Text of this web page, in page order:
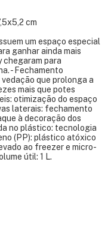
cm
um espaço especial
ganhar ainda mais
chegaram para
- Fechamento
que prolonga a
mais que potes
otimização do espaço
laterais: fechamento
à decoração dos
no plástico: tecnologia
(PP): plástico atóxico
ao freezer e micro-
útil: 1 L.